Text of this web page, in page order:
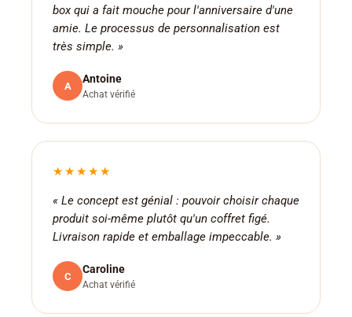
box qui a fait mouche pour l'anniversaire d'une
amie. Le processus de personnalisation est
très simple. »
A
Antoine
Achat vérifié
★★★★★
« Le concept est génial : pouvoir choisir chaque
produit soi-même plutôt qu'un coffret figé.
Livraison rapide et emballage impeccable. »
C
Caroline
Achat vérifié